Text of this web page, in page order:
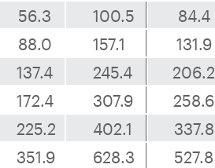
56.3 100.5 84.4
88.0 157.1 131.9
137.4 245.4 206.2
172.4 307.9 258.6
225.2 402.1 337.8
351.9 628.3 527.8